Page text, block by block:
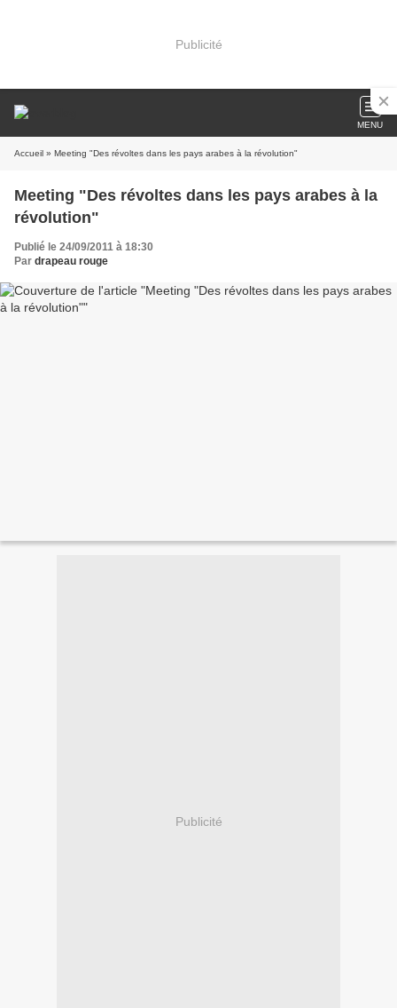
Publicité
MENU
Accueil » Meeting "Des révoltes dans les pays arabes à la révolution"
Meeting "Des révoltes dans les pays arabes à la
révolution"
Publié le 24/09/2011 à 18:30
Par drapeau rouge
Publicité